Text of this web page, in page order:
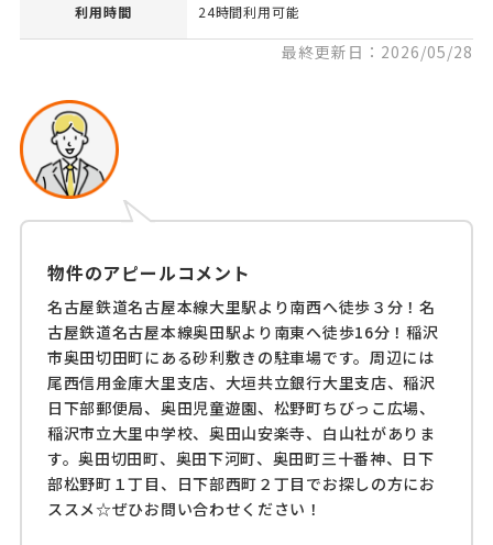
利用時間 24時間利用可能
最終更新日：2026/05/28
物件のアピールコメント
名古屋鉄道名古屋本線大里駅より南西へ徒歩３分！名
古屋鉄道名古屋本線奥田駅より南東へ徒歩16分！稲沢
市奥田切田町にある砂利敷きの駐車場です。周辺には
尾西信用金庫大里支店、大垣共立銀行大里支店、稲沢
日下部郵便局、奥田児童遊園、松野町ちびっこ広場、
稲沢市立大里中学校、奥田山安楽寺、白山社がありま
す。奥田切田町、奥田下河町、奥田町三十番神、日下
部松野町１丁目、日下部西町２丁目でお探しの方にお
ススメ☆ぜひお問い合わせください！